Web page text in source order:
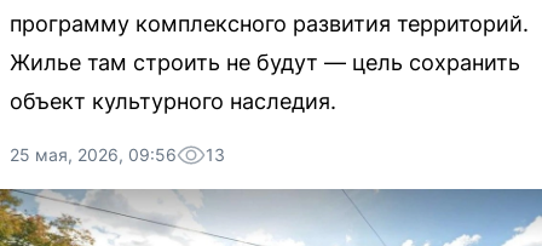
программу комплексного развития территорий.
Жилье там строить не будут — цель сохранить
объект культурного наследия.
25 мая, 2026, 09:56 13